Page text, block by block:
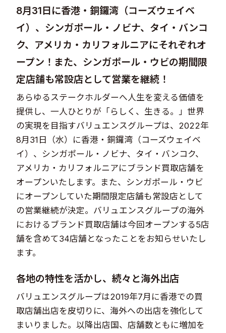
8月31日に香港・銅鑼湾（コーズウェイベ
イ）、シンガポール・ノビナ、タイ・バンコ
ク、アメリカ・カリフォルニアにそれぞれオ
ープン！また、シンガポール・ウビの期間限
定店舗も常設店として営業を継続！
あらゆるステークホルダーへ人生を変える価値を
提供し、一人ひとりが「らしく、生きる。」世界
の実現を目指すバリュエンスグループは、2022年
8月31日（水）に香港・銅鑼湾（コーズウェイベ
イ）、シンガポール・ノビナ、タイ・バンコク、
アメリカ・カリフォルニアにブランド買取店舗を
オープンいたします。また、シンガポール・ウビ
にオープンしていた期間限定店舗も常設店として
の営業継続が決定。バリュエンスグループの海外
におけるブランド買取店舗は今回オープンする5店
舗を含めて34店舗となったことをお知らせいたし
ます。
各地の特性を活かし、続々と海外出店
バリュエンスグループは2019年7月に香港での買
取店舗出店を皮切りに、海外への出店を強化して
まいりました。以降出店国、店舗数ともに増加を